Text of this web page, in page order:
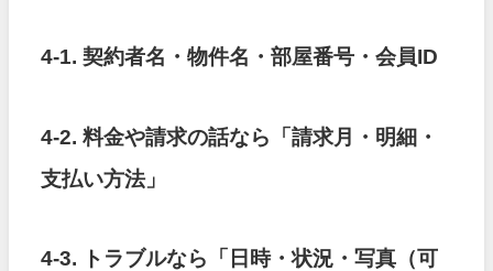
4-1. 契約者名・物件名・部屋番号・会員ID
4-2. 料金や請求の話なら「請求月・明細・
支払い方法」
4-3. トラブルなら「日時・状況・写真（可